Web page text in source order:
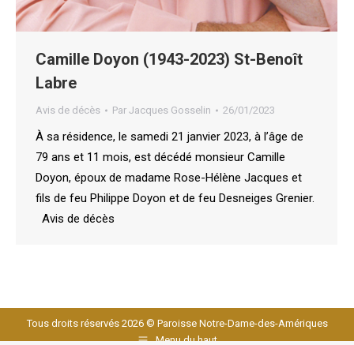
Camille Doyon (1943-2023) St-Benoît
Labre
Avis de décès Par Jacques Gosselin 26/01/2023
À sa résidence, le samedi 21 janvier 2023, à l’âge de
79 ans et 11 mois, est décédé monsieur Camille
Doyon, époux de madame Rose-Hélène Jacques et
fils de feu Philippe Doyon et de feu Desneiges Grenier.
Avis de décès
Tous droits réservés 2026 © Paroisse Notre-Dame-des-Amériques
Menu du haut